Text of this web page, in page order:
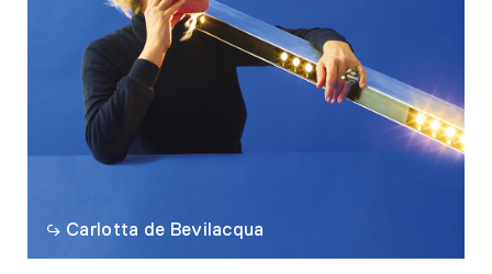
Carlotta de Bevilacqua